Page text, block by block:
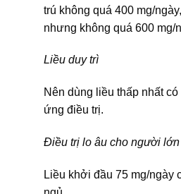
trú không quá 400 mg/
nhưng không quá 600 mg/
Liều duy trì
Nên dùng liều thấp nhất
ứng điều trị.
Điều trị lo âu cho người lớn
Liều khởi đầu 75 mg/ngày